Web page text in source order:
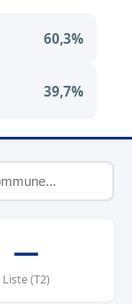
60,3%
39,7%
—
Liste (T2)